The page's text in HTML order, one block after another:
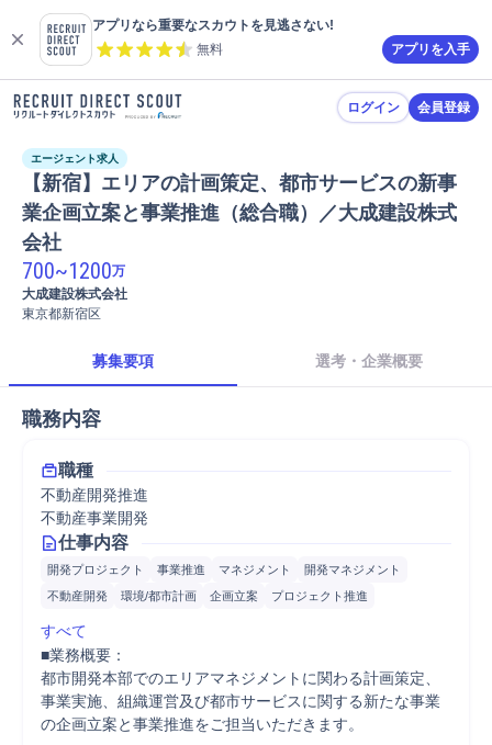
アプリなら重要なスカウトを見逃さない!
無料
アプリを入手
ログイン 会員登録
エージェント求人
【新宿】エリアの計画策定、都市サービスの新事
業企画立案と事業推進（総合職）／大成建設株式
会社
700~1200万
大成建設株式会社
東京都新宿区
募集要項 選考・企業概要
職務内容
職種
不動産開発推進
不動産事業開発
仕事内容
開発プロジェクト 事業推進 マネジメント
開発マネジメント
不動産開発
環境/都市計画 企画立案 プロジェクト推進
すべて
■業務概要：
都市開発本部でのエリアマネジメントに関わる計画策定、
事業実施、組織運営及び都市サービスに関する新たな事業
の企画立案と事業推進をご担当いただきます。